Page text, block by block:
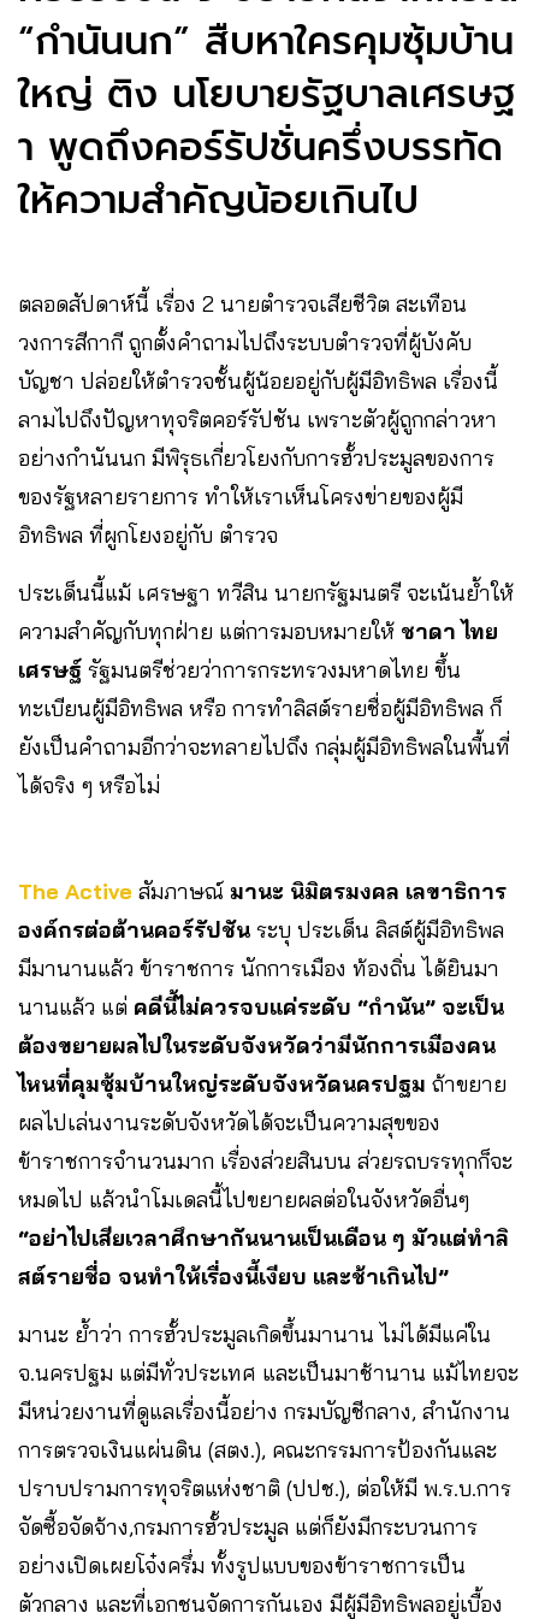
“กำนันนก” สืบหาใครคุมซุ้มบ้าน
ใหญ่ ติง นโยบายรัฐบาลเศรษฐ
า พูดถึงคอร์รัปชั่นครึ่งบรรทัด
ให้ความสำคัญน้อยเกินไป
ตลอดสัปดาห์นี้ เรื่อง 2 นายตำรวจเสียชีวิต สะเทือน
วงการสีกากี ถูกตั้งคำถามไปถึงระบบตำรวจที่ผู้บังคับ
บัญชา ปล่อยให้ตำรวจชั้นผู้น้อยอยู่กับผู้มีอิทธิพล เรื่องนี้
ลามไปถึงปัญหาทุจริตคอร์รัปชัน เพราะตัวผู้ถูกกล่าวหา
อย่างกำนันนก มีพิรุธเกี่ยวโยงกับการฮั้วประมูลของการ
ของรัฐหลายรายการ ทำให้เราเห็นโครงข่ายของผู้มี
อิทธิพล ที่ผูกโยงอยู่กับ ตำรวจ
ประเด็นนี้แม้ เศรษฐา ทวีสิน นายกรัฐมนตรี จะเน้นย้ำให้
ความสำคัญกับทุกฝ่าย แต่การมอบหมายให้ ชาดา ไทย
เศรษฐ์ รัฐมนตรีช่วยว่าการกระทรวงมหาดไทย ขึ้น
ทะเบียนผู้มีอิทธิพล หรือ การทำลิสต์รายชื่อผู้มีอิทธิพล ก็
ยังเป็นคำถามอีกว่าจะทลายไปถึง กลุ่มผู้มีอิทธิพลในพื้นที่
ได้จริง ๆ หรือไม่
The Active สัมภาษณ์ มานะ นิมิตรมงคล เลขาธิการ
องค์กรต่อต้านคอร์รัปชัน ระบุ ประเด็น ลิสต์ผู้มีอิทธิพล
มีมานานแล้ว ข้าราชการ นักการเมือง ท้องถิ่น ได้ยินมา
นานแล้ว แต่ คดีนี้ไม่ควรจบแค่ระดับ “กำนัน” จะเป็น
ต้องขยายผลไปในระดับจังหวัดว่ามีนักการเมืองคน
ไหนที่คุมซุ้มบ้านใหญ่ระดับจังหวัดนครปฐม ถ้าขยาย
ผลไปเล่นงานระดับจังหวัดได้จะเป็นความสุขของ
ข้าราชการจำนวนมาก เรื่องส่วยสินบน ส่วยรถบรรทุกก็จะ
หมดไป แล้วนำโมเดลนี้ไปขยายผลต่อในจังหวัดอื่นๆ
“อย่าไปเสียเวลาศึกษากันนานเป็นเดือน ๆ มัวแต่ทำลิ
สต์รายชื่อ จนทำให้เรื่องนี้เงียบ และช้าเกินไป”
มานะ ย้ำว่า การฮั้วประมูลเกิดขึ้นมานาน ไม่ได้มีแค่ใน
จ.นครปฐม แต่มีทั่วประเทศ และเป็นมาช้านาน แม้ไทยจะ
มีหน่วยงานที่ดูแลเรื่องนี้อย่าง กรมบัญชีกลาง, สำนักงาน
การตรวจเงินแผ่นดิน (สตง.), คณะกรรมการป้องกันและ
ปราบปรามการทุจริตแห่งชาติ (ปปช.), ต่อให้มี พ.ร.บ.การ
จัดซื้อจัดจ้าง,กรมการฮั้วประมูล แต่ก็ยังมีกระบวนการ
อย่างเปิดเผยโจ๋งครึ่ม ทั้งรูปแบบของข้าราชการเป็น
ตัวกลาง และที่เอกชนจัดการกันเอง มีผู้มีอิทธิพลอยู่เบื้อง